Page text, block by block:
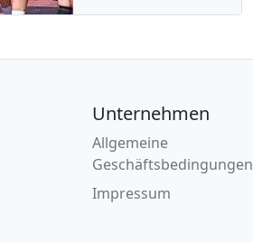
Unternehmen
Allgemeine
Geschäftsbedingungen
Impressum